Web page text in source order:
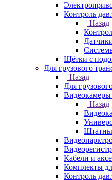
Контроль
Назад
Щётки с
Для грузового
Назад
Для
Видеокамеры
Назад
Кабели и
Комплекты
Контроль